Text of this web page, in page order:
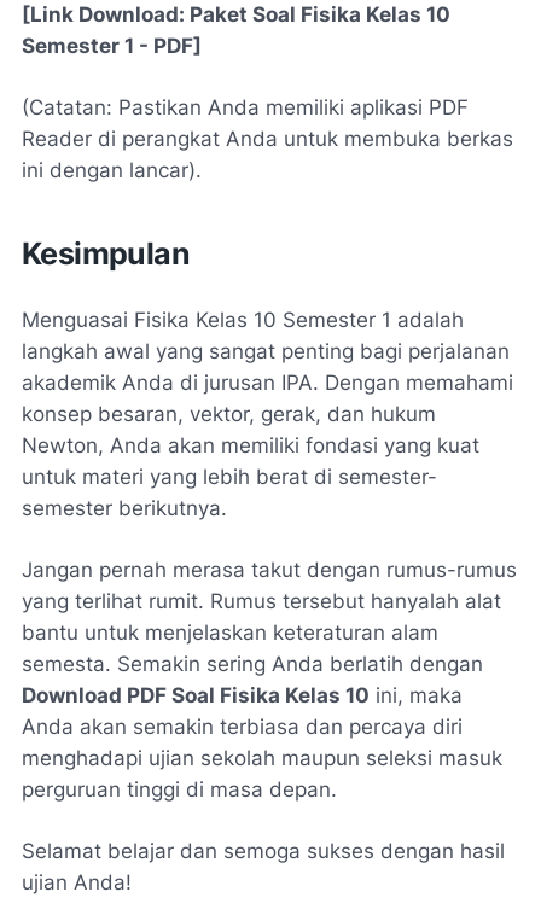
[Link Download: Paket Soal Fisika Kelas 10
Semester 1 - PDF]
(Catatan: Pastikan Anda memiliki aplikasi PDF
Reader di perangkat Anda untuk membuka berkas
ini dengan lancar).
Kesimpulan
Menguasai Fisika Kelas 10 Semester 1 adalah
langkah awal yang sangat penting bagi perjalanan
akademik Anda di jurusan IPA. Dengan memahami
konsep besaran, vektor, gerak, dan hukum
Newton, Anda akan memiliki fondasi yang kuat
untuk materi yang lebih berat di semester-
semester berikutnya.
Jangan pernah merasa takut dengan rumus-rumus
yang terlihat rumit. Rumus tersebut hanyalah alat
bantu untuk menjelaskan keteraturan alam
semesta. Semakin sering Anda berlatih dengan
Download PDF Soal Fisika Kelas 10 ini, maka
Anda akan semakin terbiasa dan percaya diri
menghadapi ujian sekolah maupun seleksi masuk
perguruan tinggi di masa depan.
Selamat belajar dan semoga sukses dengan hasil
ujian Anda!